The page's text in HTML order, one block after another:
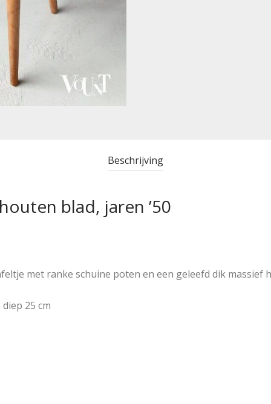
Beschrijving
blad, jaren ’50
met ranke schuine poten en een geleefd dik massief
25 cm